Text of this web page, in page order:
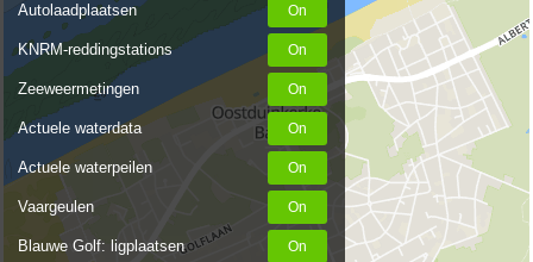
Autolaadplaatsen
KNRM-reddingstations
Zeeweermetingen
Actuele waterdata
Actuele waterpeilen
Vaargeulen
Blauwe Golf: ligplaatsen